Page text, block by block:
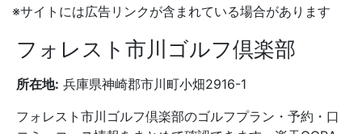
※サイトには広告リンクが含まれている場合があります
フォレスト市川ゴルフ倶楽部
所在地: 兵庫県神崎郡市川町小畑2916-1
フォレスト市川ゴルフ倶楽部のゴルフプラン・予約・口